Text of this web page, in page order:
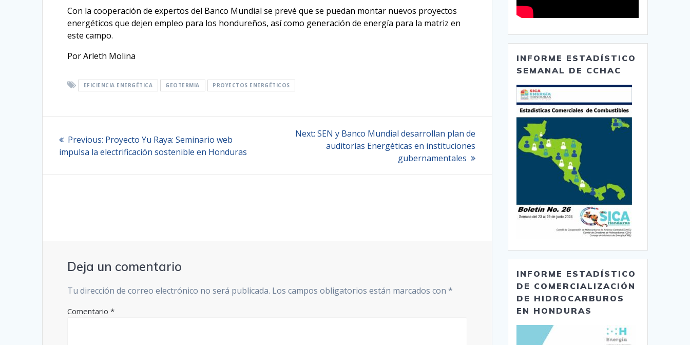
Con la cooperación de expertos del Banco Mundial se prevé que se puedan montar nuevos proyectos
energéticos que dejen empleo para los hondureños, así como generación de energía para la matriz en
este campo.
Por Arleth Molina
EFICIENCIA ENERGÉTICA GEOTERMIA PROYECTOS ENERGÉTICOS
de
entradas
Previous: Previous
post:
Proyecto Yu Raya: Seminario web
impulsa la electrificación sostenible en Honduras
Next: Next
post:
SEN y Banco Mundial desarrollan plan de
auditorías Energéticas en instituciones
gubernamentales
Deja un comentario
Tu dirección de correo electrónico no será publicada. Los campos obligatorios están marcados con*
Comentario*
INFORME ESTADÍSTICO
SEMANAL DE CCHAC
INFORME ESTADÍSTICO
DE COMERCIALIZACIÓN
DE HIDROCARBUROS
EN HONDURAS